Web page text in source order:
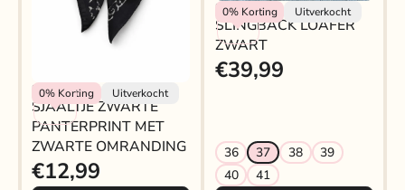
0% Korting Uitverkocht
Rokjeklokje
SJAALTJE ZWARTE
PANTERPRINT MET
ZWARTE OMRANDING
€12,99
0%Korting Uitverkocht
Rokjeklokje
SLINGBACK LOAFER
ZWART
€39,99
36 37 38
39
40
41